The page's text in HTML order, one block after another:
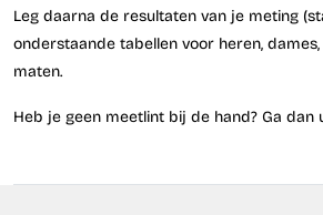
Leg daarna de resultaten van je meting
onderstaande tabellen voor heren,
maten.
Heb je geen meetlint bij de hand? Ga